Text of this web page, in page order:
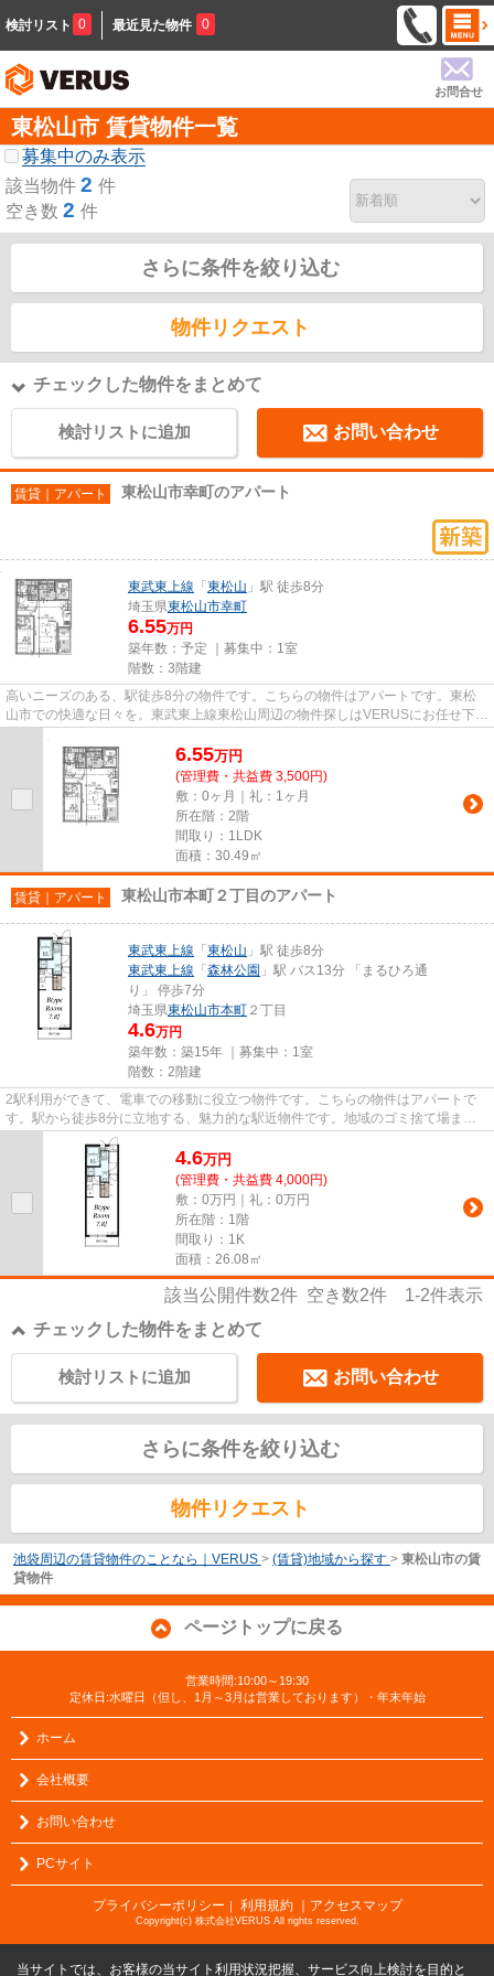
検討リスト 0 最近見た物件 0
お問合せ
東松山市 賃貸物件一覧
募集中のみ表示
該当物件 2 件
空き数 2 件
さらに条件を絞り込む
物件リクエスト
チェックした物件をまとめて
検討リストに追加 お問い合わせ
賃貸｜アパート 東松山市幸町のアパート
東武東上線 「 東松山 」駅 徒歩8分
埼玉県東松山市幸町
6.55万円
築年数：予定 ｜募集中： 1室
階数：3階建
高いニーズのある、駅徒歩8分の物件です。こちらの物件はアパートです。東松
山市での快適な日々を。東武東上線東松山周辺の物件探しはVERUSにお任せ下さ
6.55万円
(管理費・共益費 3,500円)
敷：0ヶ月｜礼：1ヶ月
所在階：2階
間取り：1LDK
面積：30.49㎡
賃貸｜アパート 東松山市本町２丁目のアパート
東武東上線 「 東松山 」駅 徒歩8分
東武東上線 「 森林公園 」駅 バス13分 「まるひろ通
り」 停歩7分
埼玉県東松山市本町 ２丁目
4.6万円
築年数：築15年 ｜募集中： 1室
階数：2階建
2駅利用ができて、電車での移動に役立つ物件です。こちらの物件はアパートで
す。駅から徒歩8分に立地する、魅力的な駅近物件です。地域のゴミ捨て場まで
行かずにサッとゴミ出しできる...
4.6万円
(管理費・共益費 4,000円)
敷：0万円｜礼：0万円
所在階：1階
間取り：1K
面積：26.08㎡
該当公開件数2件 空き数2件 1-2件表示
チェックした物件をまとめて
お問い合わせ
検討リストに追加
さらに条件を絞り込む
物件リクエスト
池袋周辺の賃貸物件のことなら｜VERUS > (賃貸)地域から探す > 東松山市の賃
貸物件
ページトップに戻る
営業時間:10:00～19:30
定休日:水曜日（但し、1月～3月は営業しております）・年末年始
ホーム
会社概要
お問い合わせ
PCサイト
プライバシーポリシー ｜ 利用規約 ｜アクセスマップ
Copyright(c) 株式会社VERUS All rights reserved.
当サイトでは、お客様の当サイト利用状況把握、サービス向上検討を目的と